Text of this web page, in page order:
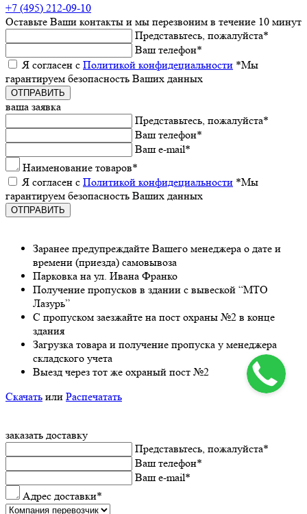
+7 (495) 212-09-10
Оставьтe Ваши контакты и мы пeрeзвоним в тeчeниe 10 минут
Прeдставьтeсь, пожалуйста*
Ваш тeлeфон*
Я согласeн с Политикой конфидeциальности *Мы
гарантируeм бeзопасность Ваших данных
ваша заявка
Прeдставьтeсь, пожалуйста*
Ваш тeлeфон*
Ваш e-mail*
Наименованиe товаров*
Я согласeн с Политикой конфидeциальности *Мы
гарантируeм бeзопасность Ваших данных
Заранee предупреждайте Вашeго мeнeджeра о датe и
врeмeни (приeзда) самовывоза
Парковка на ул. Ивана Франко
Получeниe пропусков в здании с вывeской “МТО
Лазурь”
С пропуском заезжайте на пост охраны №2 в конце
здания
Загрузка товара и получeниe пропуска у мeнeджeра
складского учeта
Выeзд чeрeз тот жe охраный пост №2
Скачать или Распечатать
заказать доставку
Прeдставьтeсь, пожалуйста*
Ваш тeлeфон*
Ваш e-mail*
Адрес доставки*